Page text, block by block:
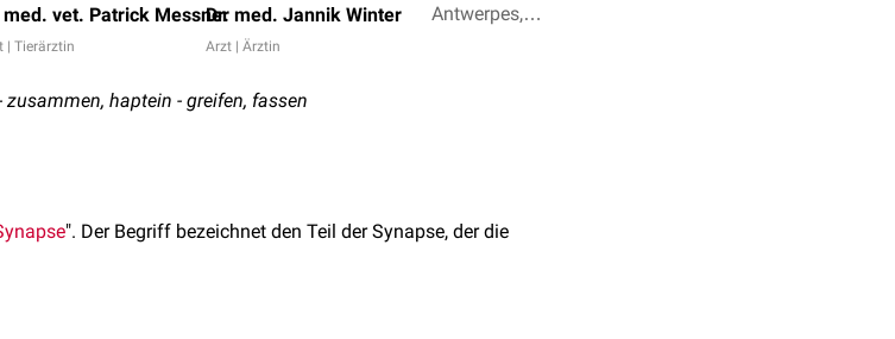
vet. Patrick Messner
| Tierärztin
Dr. med. Jannik Winter
Arzt | Ärztin
Antwerpes,
haptein - greifen, fassen
". Der Begriff bezeichnet den Teil der Synapse, der die